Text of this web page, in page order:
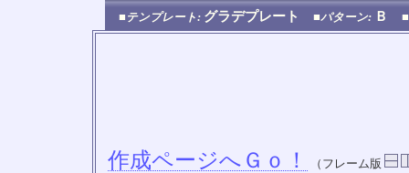
■テンプレート: グラデプレート ■パターン: Ｂ
作成ページへＧｏ！ （フレーム版